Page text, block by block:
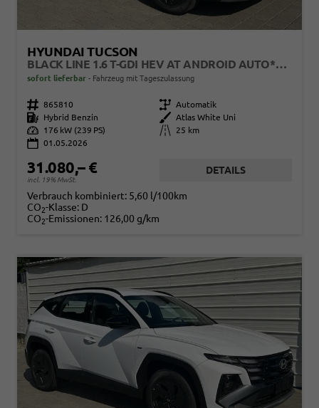
HYUNDAI TUCSON
BLACK LINE 1.6 T-GDI HEV AT ANDROID AUTO*NAVI*SHZ*KAMERA*2Z KLIMAAUTO*
sofort lieferbar Fahrzeug mit Tageszulassung
Fahrzeugnr. 865810 Getriebe Automatik
Kraftstoff
Hybrid Benzin Außenfarbe
Atlas White Uni
Leistung
176 kW (239 PS) Kilometerstand
25 km
01.05.2026
31.080,– €
incl. 19% MwSt.
DETAILS
Verbrauch kombiniert: 5,60 l/100km
CO2-Klasse: D
CO2-Emissionen: 126,00 g/km